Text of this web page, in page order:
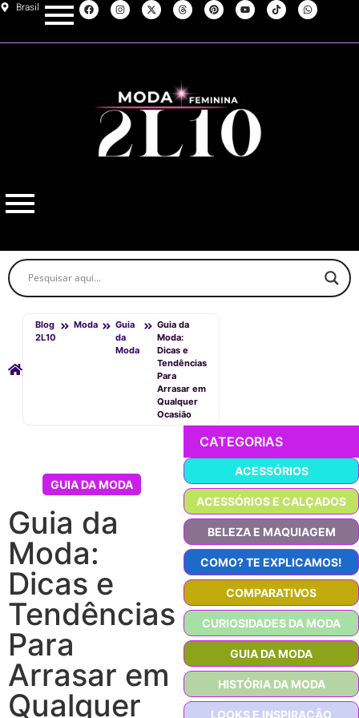
Brasil
Blog
2L10
Moda
Guia
da
Moda
Guia da
Moda:
Dicas e
Tendências
Para
Arrasar em
Qualquer
Ocasião
GUIA DA MODA
Guia da
Moda:
Dicas e
Tendências
Para
Arrasar em
Qualquer
CATEGORIAS
ACESSÓRIOS
ACESSÓRIOS E CALÇADOS
BELEZA E MAQUIAGEM
COMO? TE EXPLICAMOS!
COMPARATIVOS
CURIOSIDADES DA MODA
GUIA DA MODA
HISTÓRIA DA MODA
LOOKS E INSPIRAÇÃO